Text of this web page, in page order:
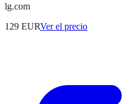
lg.com
129 EURVer el precio